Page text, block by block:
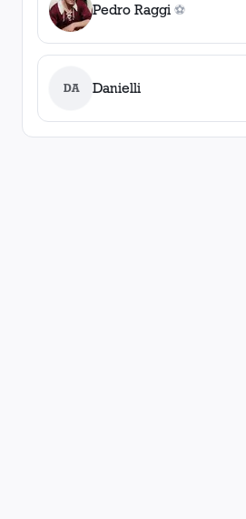
Pedro Raggi ⚽
0gol
DA Danielli